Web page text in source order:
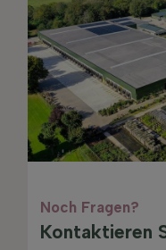
Noch Fragen?
Kontaktieren